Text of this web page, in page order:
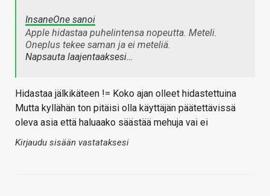
InsaneOne sanoi
Apple hidastaa puhelintensa nopeutta. Meteli.
Oneplus tekee saman ja ei meteliä.
Napsauta laajentaaksesi…
Hidastaa jälkikäteen != Koko ajan olleet hidastettuina
Mutta kyllähän ton pitäisi olla käyttäjän päätettävissä
oleva asia että haluaako säästää mehuja vai ei
Kirjaudu sisään vastataksesi